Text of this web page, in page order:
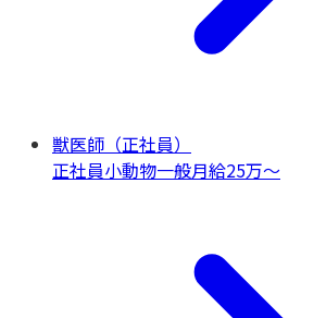
獣医師（正社員）
正社員小動物一般月給25万〜